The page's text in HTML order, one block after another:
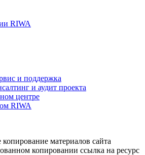
RIWA
и поддержка
и аудит проекта
центре
RIWA
материалов сайта
копировании ссылка на ресурс